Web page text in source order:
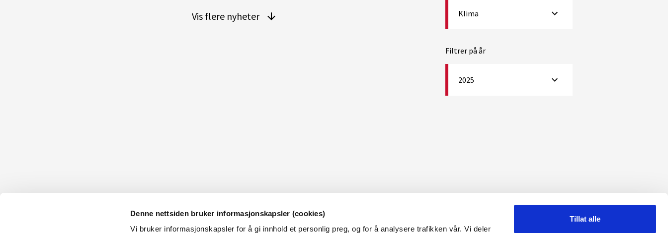
Denne nettsiden bruker informasjonskapsler (cookies)
Vi bruker informasjonskapsler for å gi innhold et personlig preg, og for å analysere trafikken vår. Vi deler
Tillat alle
Klima
Filtrer på år
2025
Vis flere nyheter